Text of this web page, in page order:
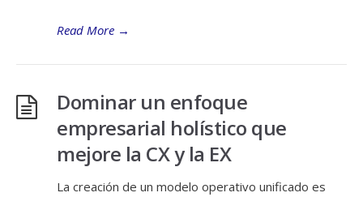
Read More →
Dominar un enfoque
empresarial holístico que
mejore la CX y la EX
La creación de un modelo operativo unificado es